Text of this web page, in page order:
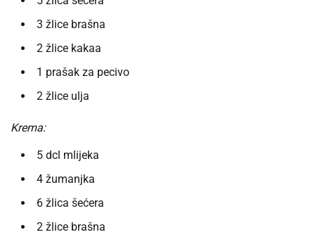
3 žlice brašna
2 žlice kakaa
1 prašak za pecivo
2 žlice ulja
Krema:
5 dcl mlijeka
4 žumanjka
6 žlica šećera
2 žlice brašna